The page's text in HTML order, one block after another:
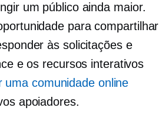
um público ainda maior.
para compartilhar
às solicitações e
e os recursos interativos
comunidade online
apoiadores.